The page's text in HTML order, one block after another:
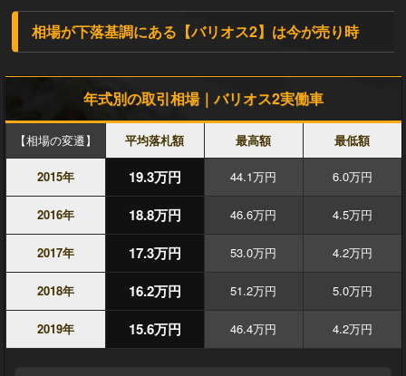
相場が下落基調にある【バリオス2】は今が売り時
年式別の取引相場｜バリオス2実働車
【相場の変遷】 平均落札額 最高額 最低額
2015年 19.3万円 44.1万円 6.0万円
2016年 18.8万円 46.6万円 4.5万円
2017年 17.3万円 53.0万円 4.2万円
2018年 16.2万円 51.2万円 5.0万円
2019年 15.6万円 46.4万円 4.2万円